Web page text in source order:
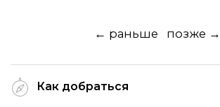
← раньше позже →
Как добраться